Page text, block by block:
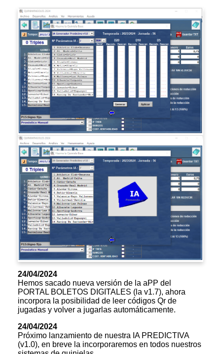
24/04/2024
Hemos sacado nueva versión de la aPP del
PORTAL BOLETOS DIGITALES (la v1.7), ahora
incorpora la posibilidad de leer códigos Qr de
jugadas y volver a jugarlas automáticamente.
24/04/2024
Próximo lanzamiento de nuestra IA PREDICTIVA
(v1.0), en breve la incorporaremos en todos nuestros